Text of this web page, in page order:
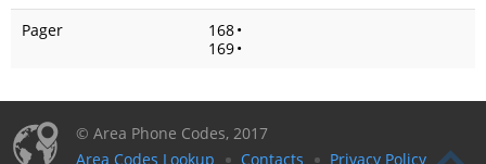
Pager
168•
169•
© Area Phone Codes, 2017
Area Codes Lookup
Contacts Privacy Policy